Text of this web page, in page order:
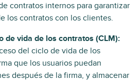
contratos internos para garantizar
los contratos con los clientes.
de vida de los contratos (CLM):
del ciclo de vida de los
que los usuarios puedan
después de la firma, y almacenar